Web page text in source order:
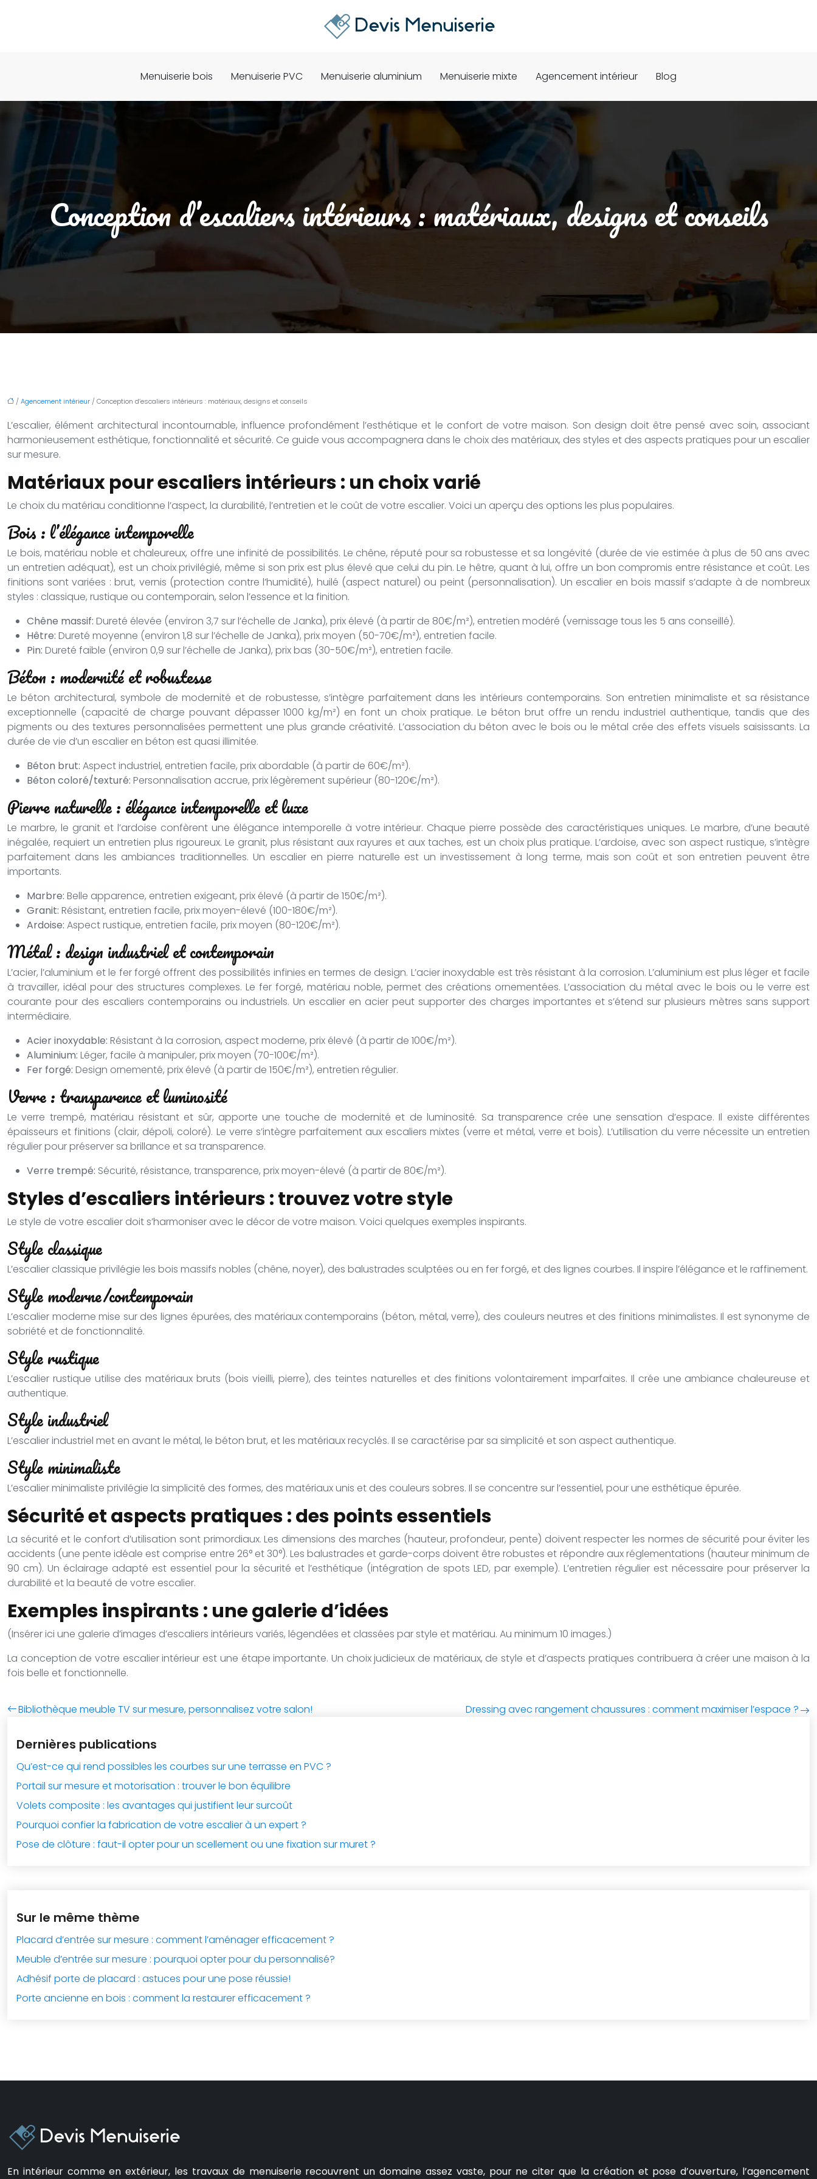
Menuiserie bois Menuiserie PVC Menuiserie aluminium Menuiserie mixte Agencement intérieur Blog
Conception d’escaliers intérieurs : matériaux, designs et conseils
/Agencement intérieur / Conception d’escaliers intérieurs : matériaux, designs et conseils
L’escalier, élément architectural incontournable, influence profondément l’esthétique et le confort de votre maison. Son design doit être pensé avec soin, associant
harmonieusement esthétique, fonctionnalité et sécurité. Ce guide vous accompagnera dans le choix des matériaux, des styles et des aspects pratiques pour un escalier
sur mesure.
Matériaux pour escaliers intérieurs : un choix varié
Le choix du matériau conditionne l’aspect, la durabilité, l’entretien et le coût de votre escalier. Voici un aperçu des options les plus populaires.
Bois : l’élégance intemporelle
Le bois, matériau noble et chaleureux, offre une infinité de possibilités. Le chêne, réputé pour sa robustesse et sa longévité (durée de vie estimée à plus de 50 ans avec
un entretien adéquat), est un choix privilégié, même si son prix est plus élevé que celui du pin. Le hêtre, quant à lui, offre un bon compromis entre résistance et coût. Les
finitions sont variées : brut, vernis (protection contre l’humidité), huilé (aspect naturel) ou peint (personnalisation). Un escalier en bois massif s’adapte à de nombreux
styles : classique, rustique ou contemporain, selon l’essence et la finition.
Chêne massif: Dureté élevée (environ 3,7 sur l’échelle de Janka), prix élevé (à partir de 80€/m²), entretien modéré (vernissage tous les 5 ans conseillé).
Hêtre: Dureté moyenne (environ 1,8 sur l’échelle de Janka), prix moyen (50-70€/m²), entretien facile.
Pin: Dureté faible (environ 0,9 sur l’échelle de Janka), prix bas (30-50€/m²), entretien facile.
Béton : modernité et robustesse
Le béton architectural, symbole de modernité et de robustesse, s’intègre parfaitement dans les intérieurs contemporains. Son entretien minimaliste et sa résistance
exceptionnelle (capacité de charge pouvant dépasser 1000 kg/m²) en font un choix pratique. Le béton brut offre un rendu industriel authentique, tandis que des
pigments ou des textures personnalisées permettent une plus grande créativité. L’association du béton avec le bois ou le métal crée des effets visuels saisissants. La
durée de vie d’un escalier en béton est quasi illimitée.
Béton brut: Aspect industriel, entretien facile, prix abordable (à partir de 60€/m²).
Béton coloré/texturé: Personnalisation accrue, prix légèrement supérieur (80-120€/m²).
Pierre naturelle : élégance intemporelle et luxe
Le marbre, le granit et l’ardoise confèrent une élégance intemporelle à votre intérieur. Chaque pierre possède des caractéristiques uniques. Le marbre, d’une beauté
inégalée, requiert un entretien plus rigoureux. Le granit, plus résistant aux rayures et aux taches, est un choix plus pratique. L’ardoise, avec son aspect rustique, s’intègre
parfaitement dans les ambiances traditionnelles. Un escalier en pierre naturelle est un investissement à long terme, mais son coût et son entretien peuvent être
importants.
Marbre: Belle apparence, entretien exigeant, prix élevé (à partir de 150€/m²).
Granit: Résistant, entretien facile, prix moyen-élevé (100-180€/m²).
Ardoise: Aspect rustique, entretien facile, prix moyen (80-120€/m²).
Métal : design industriel et contemporain
L’acier, l’aluminium et le fer forgé offrent des possibilités infinies en termes de design. L’acier inoxydable est très résistant à la corrosion. L’aluminium est plus léger et facile
à travailler, idéal pour des structures complexes. Le fer forgé, matériau noble, permet des créations ornementées. L’association du métal avec le bois ou le verre est
courante pour des escaliers contemporains ou industriels. Un escalier en acier peut supporter des charges importantes et s’étend sur plusieurs mètres sans support
intermédiaire.
Acier inoxydable: Résistant à la corrosion, aspect moderne, prix élevé (à partir de 100€/m²).
Aluminium: Léger, facile à manipuler, prix moyen (70-100€/m²).
Fer forgé: Design ornementé, prix élevé (à partir de 150€/m²), entretien régulier.
Verre : transparence et luminosité
Le verre trempé, matériau résistant et sûr, apporte une touche de modernité et de luminosité. Sa transparence crée une sensation d’espace. Il existe différentes
épaisseurs et finitions (clair, dépoli, coloré). Le verre s’intègre parfaitement aux escaliers mixtes (verre et métal, verre et bois). L’utilisation du verre nécessite un entretien
régulier pour préserver sa brillance et sa transparence.
Verre trempé: Sécurité, résistance, transparence, prix moyen-élevé (à partir de 80€/m²).
Styles d’escaliers intérieurs : trouvez votre style
Le style de votre escalier doit s’harmoniser avec le décor de votre maison. Voici quelques exemples inspirants.
Style classique
L’escalier classique privilégie les bois massifs nobles (chêne, noyer), des balustrades sculptées ou en fer forgé, et des lignes courbes. Il inspire l’élégance et le raffinement.
Style moderne/contemporain
L’escalier moderne mise sur des lignes épurées, des matériaux contemporains (béton, métal, verre), des couleurs neutres et des finitions minimalistes. Il est synonyme de
sobriété et de fonctionnalité.
Style rustique
L’escalier rustique utilise des matériaux bruts (bois vieilli, pierre), des teintes naturelles et des finitions volontairement imparfaites. Il crée une ambiance chaleureuse et
authentique.
Style industriel
L’escalier industriel met en avant le métal, le béton brut, et les matériaux recyclés. Il se caractérise par sa simplicité et son aspect authentique.
Style minimaliste
L’escalier minimaliste privilégie la simplicité des formes, des matériaux unis et des couleurs sobres. Il se concentre sur l’essentiel, pour une esthétique épurée.
Sécurité et aspects pratiques : des points essentiels
La sécurité et le confort d’utilisation sont primordiaux. Les dimensions des marches (hauteur, profondeur, pente) doivent respecter les normes de sécurité pour éviter les
accidents (une pente idéale est comprise entre 26° et 30°). Les balustrades et garde-corps doivent être robustes et répondre aux réglementations (hauteur minimum de
90 cm). Un éclairage adapté est essentiel pour la sécurité et l’esthétique (intégration de spots LED, par exemple). L’entretien régulier est nécessaire pour préserver la
durabilité et la beauté de votre escalier.
Exemples inspirants : une galerie d’idées
(Insérer ici une galerie d’images d’escaliers intérieurs variés, légendées et classées par style et matériau. Au minimum 10 images.)
La conception de votre escalier intérieur est une étape importante. Un choix judicieux de matériaux, de style et d’aspects pratiques contribuera à créer une maison à la
fois belle et fonctionnelle.
Bibliothèque meuble TV sur mesure, personnalisez votre salon! Dressing avec rangement chaussures : comment maximiser l’espace ?
Dernières publications
Qu’est-ce qui rend possibles les courbes sur une terrasse en PVC ?
Portail sur mesure et motorisation : trouver le bon équilibre
Volets composite : les avantages qui justifient leur surcoût
Pourquoi confier la fabrication de votre escalier à un expert ?
Pose de clôture : faut-il opter pour un scellement ou une fixation sur muret ?
Sur le même thème
Placard d’entrée sur mesure : comment l’aménager efficacement ?
Meuble d’entrée sur mesure : pourquoi opter pour du personnalisé?
Adhésif porte de placard : astuces pour une pose réussie!
Porte ancienne en bois : comment la restaurer efficacement ?
En intérieur comme en extérieur, les travaux de menuiserie recouvrent un domaine assez vaste, pour ne citer que la création et pose d’ouverture, l’agencement